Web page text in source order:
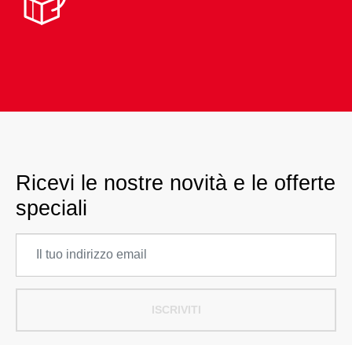
Ricevi le nostre novità e le offerte
speciali
ISCRIVITI